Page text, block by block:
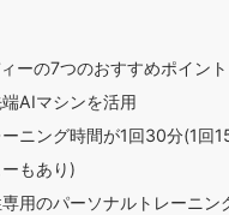
ーの7つのおすすめポイント
AIマシンを活用
ーニング時間が1回30分(1回
もあり)
用のパーソナルトレーニン